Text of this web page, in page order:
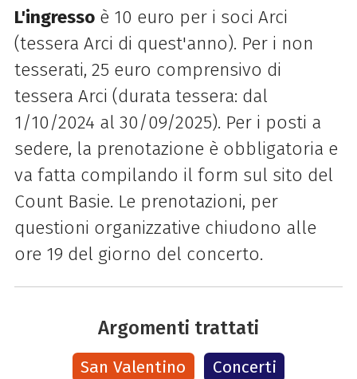
L'ingressoè 10 euro per i soci Arci
(tessera Arci di quest'anno). Per i non
tesserati, 25 euro comprensivo di
tessera Arci (durata tessera: dal
1/10/2024 al 30/09/2025). Per i posti a
sedere, la prenotazione è obbligatoria e
va fatta compilando il form sul sito del
Count Basie. Le prenotazioni, per
questioni organizzative chiudono alle
ore 19 del giorno del concerto.
Argomenti trattati
San Valentino Concerti